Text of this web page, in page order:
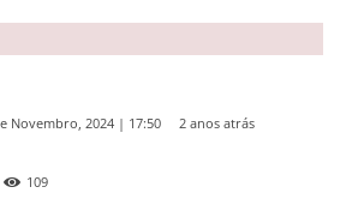
Novembro, 2024 | 17:50 2 anos atrás
109